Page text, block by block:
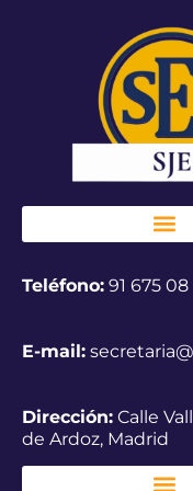
Teléfono: 91 675
E-mail:
Dirección: Calle
de Ardoz, Madrid